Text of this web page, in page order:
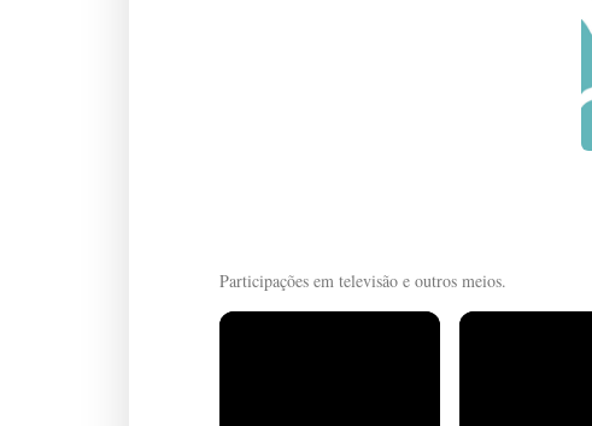
Participações em televisão e outros meios.